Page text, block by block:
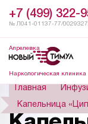
+7 (499) 322-
№ Л041-01137-77/
Апрелевка
Наркологическая клиника
Главная
Капельница